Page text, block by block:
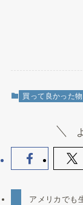
買って良かった物
アメリカでも